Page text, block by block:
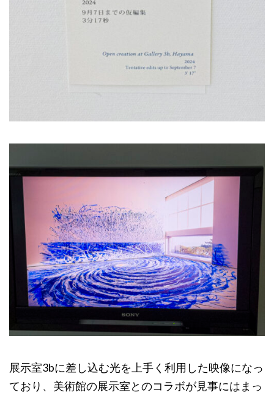
展示室3bに差し込む光を上手く利用した映像になっ
ており、美術館の展示室とのコラボが見事にはまっ